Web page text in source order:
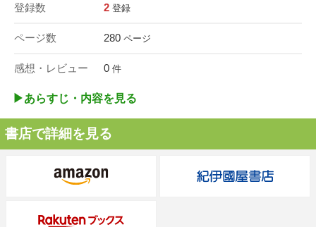
登録数 2 登録
ページ数 280 ページ
感想・レビュー 0 件
▶︎あらすじ・内容を見る
書店で詳細を見る